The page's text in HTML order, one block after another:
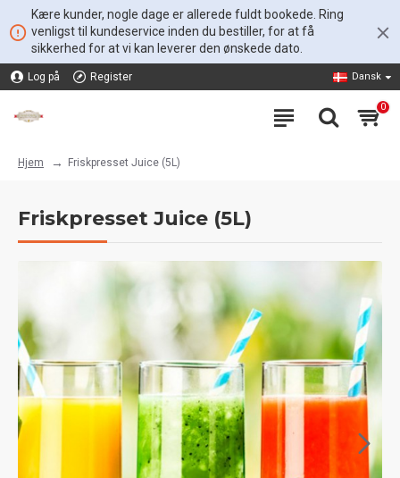
Kære kunder, nogle dage er allerede fuldt bookede. Ring
venligst til kundeservice inden du bestiller, for at få
sikkerhed for at vi kan leverer den ønskede dato.
Log på Register Dansk
0
Hjem Friskpresset Juice (5L)
Friskpresset Juice (5L)